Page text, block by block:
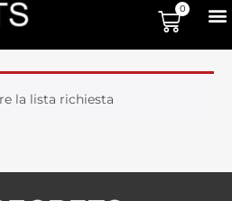
0
la lista richiesta